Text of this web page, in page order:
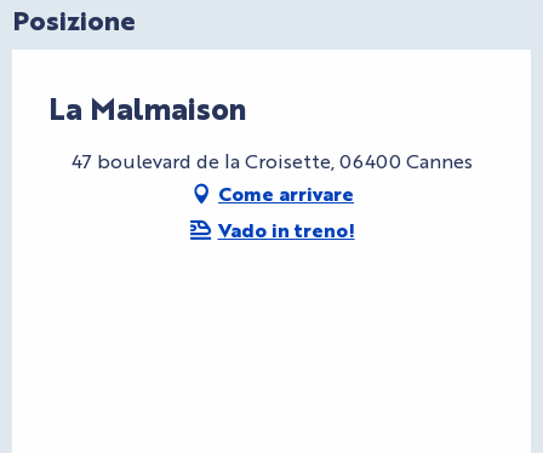
Posizione
La Malmaison
47 boulevard de la Croisette, 06400 Cannes
Come arrivare
Vado in treno!